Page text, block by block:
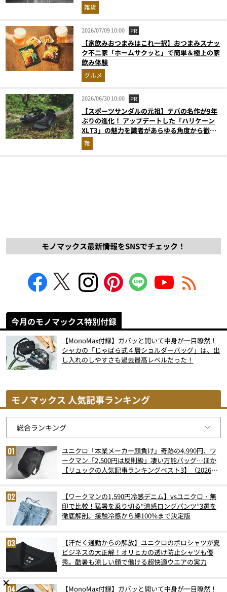
雑貨
2026/07/09 10:00 PR
【家飲みおつまみはこれ一択】おつまみスナッ
ク不二家「ホームサクッと」で簡単＆極上の家
飲み体験
グルメ
2026/06/30 10:00 PR
【スポーツサンダルの元祖】テバの名作が9年
ぶりの進化！ アップデートした「ハリケーン
XLT3」の魅力を識者があらゆる角度から徹底
解説！
靴
モノマックス最新情報をSNSでチェック！
今月のモノマックス特別付録
【MonoMax付録】ガバッと開いて中身が一目瞭然！
シャカの「じゃばら式４層ショルダーバッグ」は、出
し入れのしやすさも過去最高レベルだった！
モノマックス 人気記事ランキング
ユニクロ「本業メーカー顔負け」奇跡の4,990円、ワ
ークマン「2,500円は反則級」凄い万能バッグ…ほか
【リュックの人気記事ランキングベスト3】（2026年
【ワークマンの1,590円冷感デニム】vsユニクロ・無
印で比較！猛暑を乗り切る“涼感ロングパンツ”3選を
徹底解剖。接触冷感から綿100%まで決定版
【汗だく通勤からの解放】ユニクロのポロシャツが夏
ビジネスの大正解！オリヒカの透け防止シャツも優
秀。酷暑も涼しい顔で働ける超快適ウエアの実力
【MonoMax付録】ガバッと開いて中身が一目瞭然！